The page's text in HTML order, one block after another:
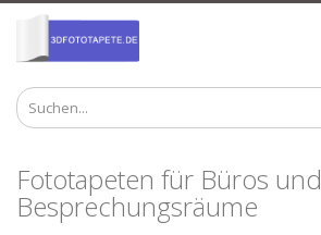
springen
Fototapeten für Büros und
Besprechungsräume